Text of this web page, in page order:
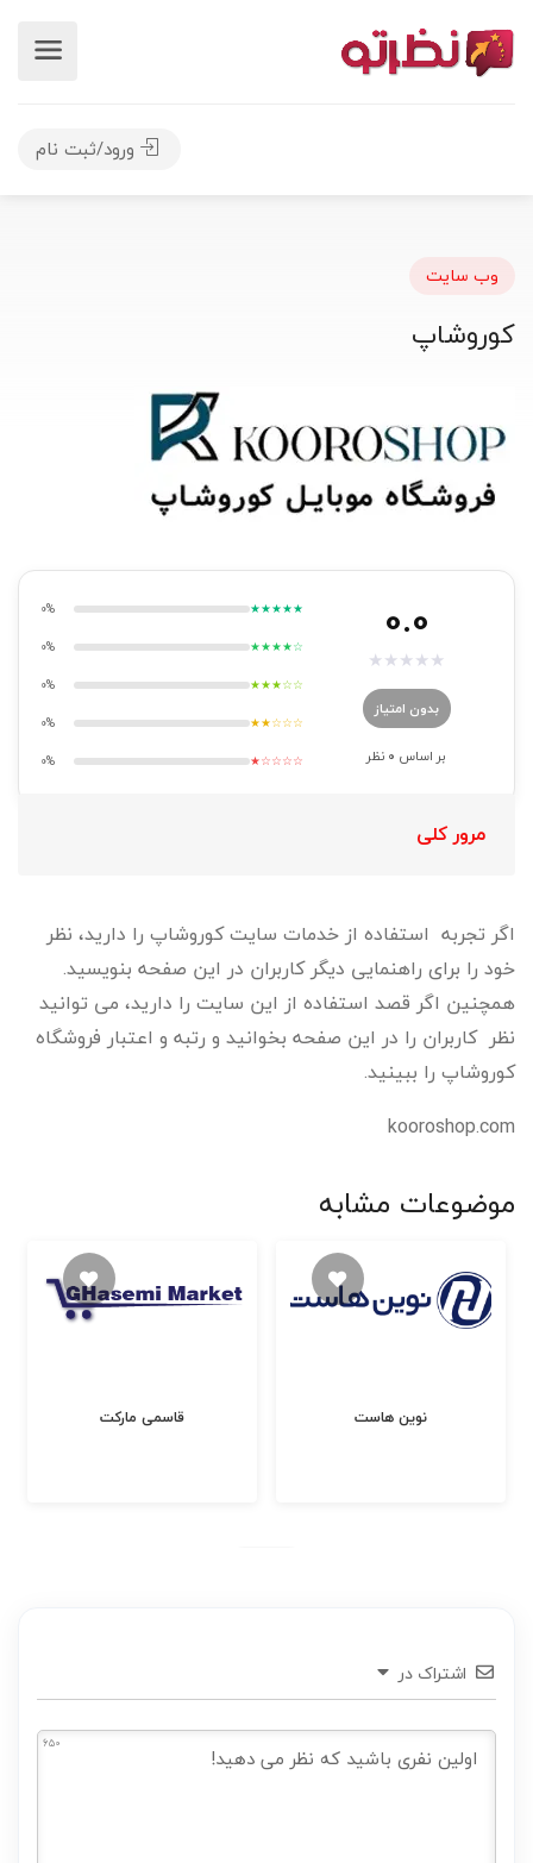
ورود/ثبت نام
وب سایت
کوروشاپ
0.0
★
★
★
★
★
بدون امتیاز
بر اساس 0 نظر
★★★★★
0%
★★★★☆
0%
★★★☆☆
0%
★★☆☆☆
0%
★☆☆☆☆
0%
مرور کلی
اگر تجربه استفاده از خدمات سایت کوروشاپ را دارید، نظر
خود را برای راهنمایی دیگر کاربران در این صفحه بنویسید.
همچنین اگر قصد استفاده از این سایت را دارید، می توانید
نظر کاربران را در این صفحه بخوانید و رتبه و اعتبار فروشگاه
کوروشاپ را ببینید.
kooroshop.com
موضوعات مشابه
قاسمی مارکت نوین هاست
اشتراک در
650